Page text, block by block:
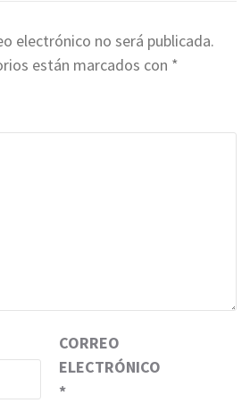
electrónico no será publicada.
están marcados con *
CORREO
ELECTRÓNICO
*